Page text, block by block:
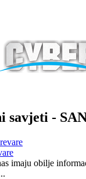
savjeti -
imaju obilje